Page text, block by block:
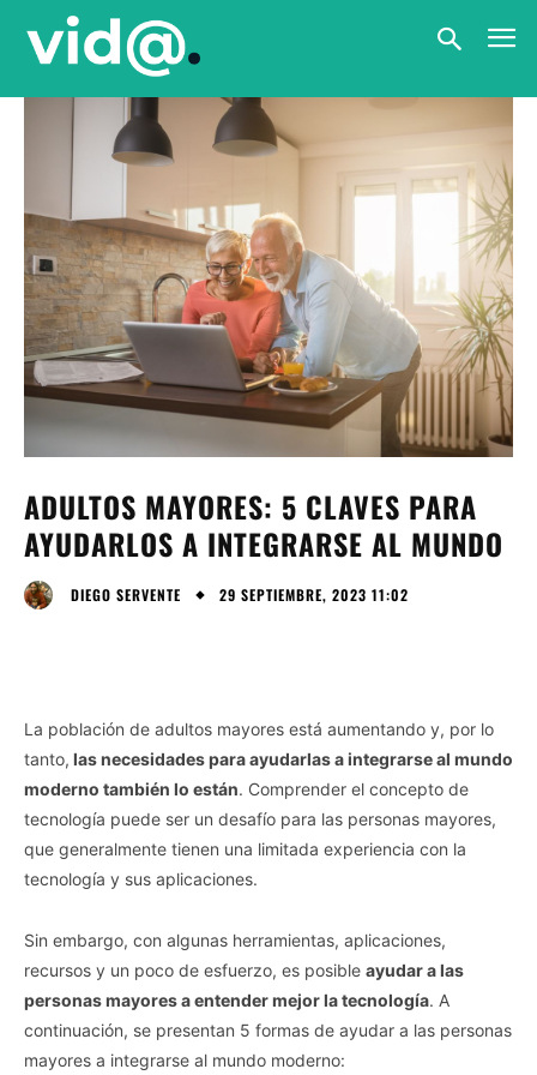
ADULTOS MAYORES: 5 CLAVES PARA
AYUDARLOS A INTEGRARSE AL MUNDO
DIEGO SERVENTE 29 SEPTIEMBRE, 2023 11:02
La población de adultos mayores está aumentando y, por lo
tanto, las necesidades para ayudarlas a integrarse al mundo
moderno también lo están. Comprender el concepto de
tecnología puede ser un desafío para las personas mayores,
que generalmente tienen una limitada experiencia con la
tecnología y sus aplicaciones.
Sin embargo, con algunas herramientas, aplicaciones,
recursos y un poco de esfuerzo, es posible ayudar a las
personas mayores a entender mejor la tecnología. A
continuación, se presentan 5 formas de ayudar a las personas
mayores a integrarse al mundo moderno: